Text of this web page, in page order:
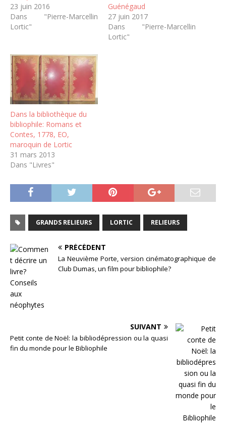
23 juin 2016
Dans "Pierre-Marcellin
Lortic"
Guénégaud
27 juin 2017
Dans "Pierre-Marcellin
Lortic"
Dans la bibliothèque du
bibliophile: Romans et
Contes, 1778, EO,
maroquin de Lortic
31 mars 2013
Dans "Livres"
GRANDS RELIEURS LORTIC RELIEURS
PRÉCÉDENT
La Neuvième Porte, version cinématographique de
Club Dumas, un film pour bibliophile?
SUIVANT
Petit conte de Noël: la bibliodépression ou la quasi
fin du monde pour le Bibliophile